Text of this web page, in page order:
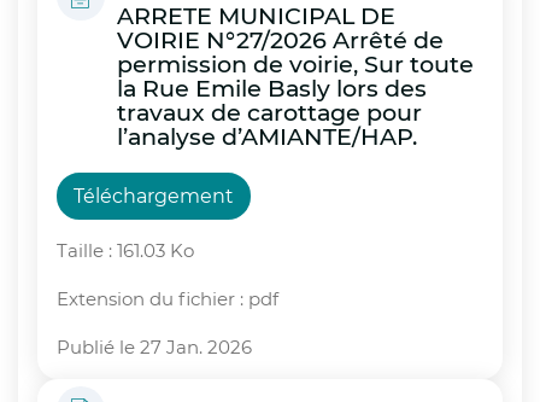
ARRETE MUNICIPAL DE
VOIRIE N°27/2026 Arrêté de
permission de voirie, Sur toute
la Rue Emile Basly lors des
travaux de carottage pour
l’analyse d’AMIANTE/HAP.
Téléchargement
Taille : 161.03 Ko
Extension du fichier : pdf
Publié le 27 Jan. 2026